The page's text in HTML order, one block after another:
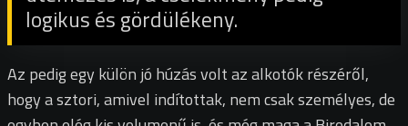
logikus és gördülékeny.
Az pedig egy külön jó húzás volt az alkotók részéről,
hogy a sztori, amivel indítottak, nem csak személyes, de